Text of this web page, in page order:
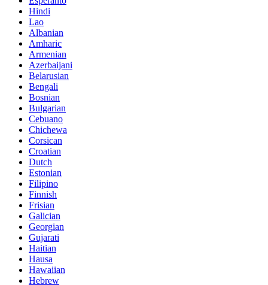
Hindi
Lao
Albanian
Amharic
Armenian
Azerbaijani
Belarusian
Bengali
Bosnian
Bulgarian
Cebuano
Chichewa
Corsican
Croatian
Dutch
Estonian
Filipino
Finnish
Frisian
Galician
Georgian
Gujarati
Haitian
Hausa
Hawaiian
Hebrew